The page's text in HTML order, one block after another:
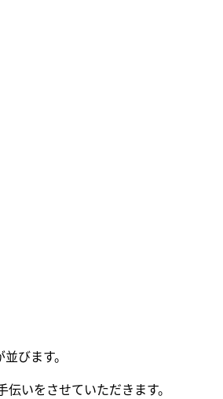
びます。
いをさせていただきます。